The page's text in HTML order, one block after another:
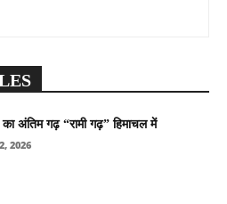
अंतिम गढ़ “रामी गढ़” हिमाचल में
2026